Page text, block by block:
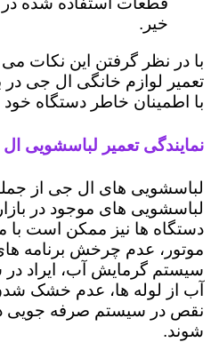
خیر.
با در نظر گرفتن این نکات می
تعمیر لوازم خانگی ال جی در
با اطمینان خاطر دستگاه خود
نمایندگی تعمیر لباسشویی
لباسشویی های ال جی از
لباسشویی های موجود در
دستگاه ها نیز ممکن است با
موتور، عدم چرخش برنامه
سیستم گرمایش آب، ایراد
آب از لوله ها، عدم خشک
نقص در سیستم صرفه جویی
شوند.